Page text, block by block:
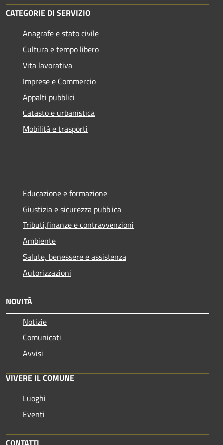
CATEGORIE DI SERVIZIO
Anagrafe e stato civile
Cultura e tempo libero
Vita lavorativa
Imprese e Commercio
Appalti pubblici
Catasto e urbanistica
Mobilità e trasporti
Educazione e formazione
Giustizia e sicurezza pubblica
Tributi,finanze e contravvenzioni
Ambiente
Salute, benessere e assistenza
Autorizzazioni
NOVITÀ
Notizie
Comunicati
Avvisi
VIVERE IL COMUNE
Luoghi
Eventi
CONTATTI